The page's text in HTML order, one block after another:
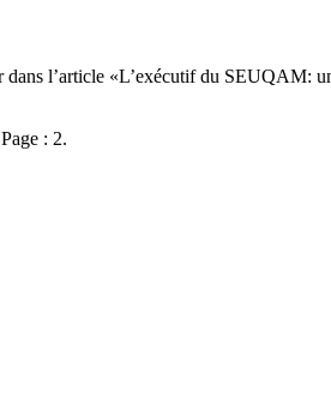
dans l’article «L’exécutif du SEUQAM:
: 2.